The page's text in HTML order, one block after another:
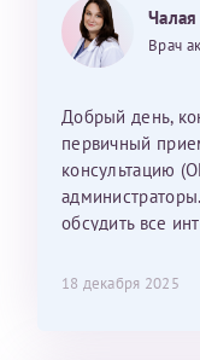
Так же хотелось
Наталью
С ней общение
персонал очень
находиться. Мы
ребёнком, и
Рафаильевичу,
сомнений.
Темирбулатов
25 июня 2026
13 июня 2026
Могу ли я
дальнейшиеВрач
Добрый день,
первичный
консультацию
обсудить все
18 декабря 2025